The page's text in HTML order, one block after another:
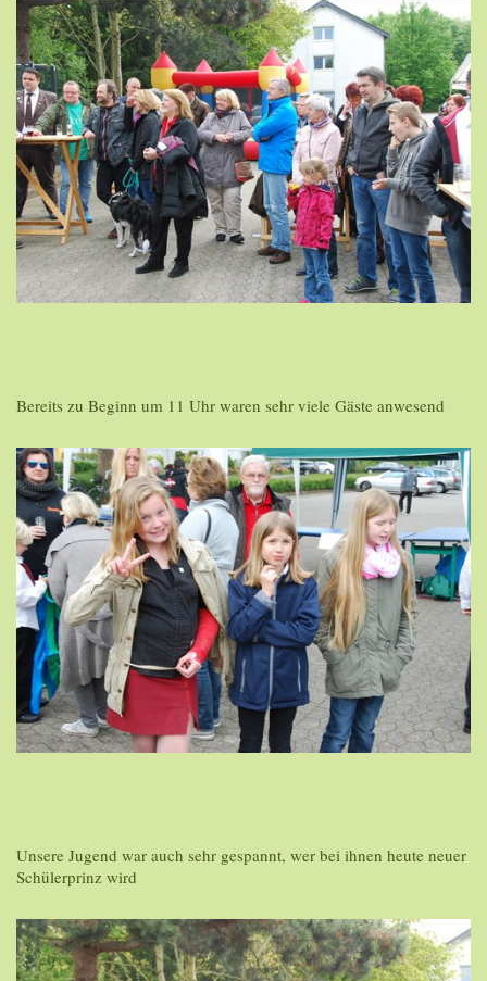
Bereits zu Beginn um 11 Uhr waren sehr viele Gäste anwesend
Unsere Jugend war auch sehr gespannt, wer bei ihnen heute neuer
Schülerprinz wird